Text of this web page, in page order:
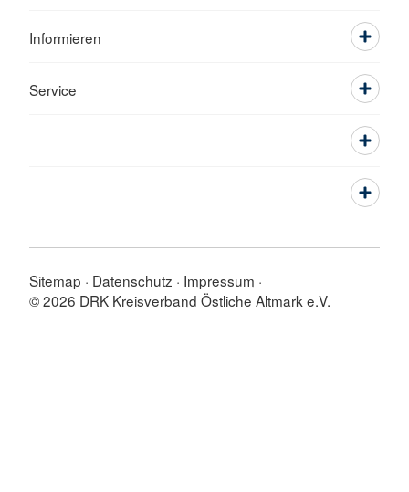
Informieren
Service
Sitemap Datenschutz
Impressum
© 2026 DRK Kreisverband Östliche Altmark e.V.